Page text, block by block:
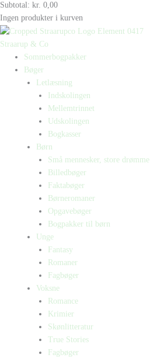
Subtotal: kr. 0,00
Ingen produkter i kurven
Straarup & Co
Sommerbogpakker
Bøger
Letlæsning
Indskolingen
Mellemtrinnet
Udskolingen
Bogkasser
Børn
Små mennesker, store drømme
Billedbøger
Faktabøger
Børneromaner
Opgavebøger
Bogpakker til børn
Unge
Fantasy
Romaner
Fagbøger
Voksne
Romance
Krimier
Skønlitteratur
True Stories
Fagbøger